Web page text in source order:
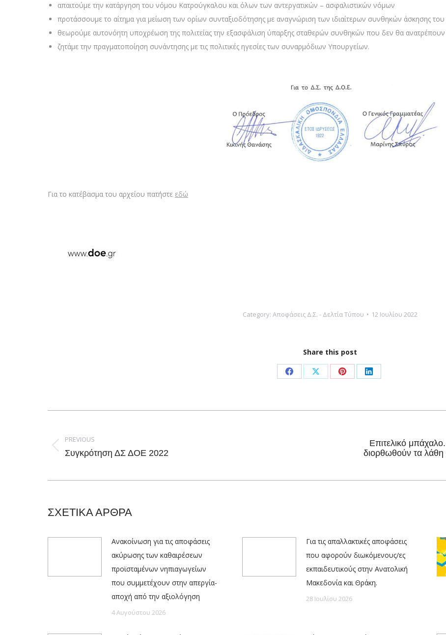
απαιτούμε την κατάργηση του νόμου Κατρούγκαλου και όλων των αντεργατικών – ασφαλιστικών νόμων
προτάσσουμε το αίτημα για μείωση των ορίων συνταξιοδότησης με αναγνώριση των ιδιαίτερων συνθηκών άσκησης του
θεωρούμε αυτονόητη υποχρέωση της πολιτείας την εξασφάλιση ύπαρξης σταθερών συνθηκών που δεν θα
ζητάμε την πραγματοποίηση συνάντησης με τις πολιτικές ηγεσίες των συναρμόδιων Υπουργείων.
Για το κατέβασμα του αρχείου πατήστε εδώ
Category: Αποφάσεις Δ.Σ. - Δελτία Τύπου 12 Ιουλίου 2022
Share this post
Share
Facebook
Share
X
Share
Pinterest
Share
LinkedIn
PREVIOUS
Previous
Συγκρότηση ΔΣ ΔΟΕ 2022
Επιτελικό
διορθωθούν τα λάθη
ΣΧΕΤΙΚΑ ΑΡΘΡΑ
Ανακοίνωση για τις αποφάσεις
ακύρωσης των καθαιρέσεων
προϊσταμένων νηπιαγωγείων
που συμμετέχουν στην απεργία-
αποχή από την αξιολόγηση
4 Αυγούστου 2026
Για τις απαλλακτικές αποφάσεις
που αφορούν διωκόμενους/ες
εκπαιδευτικούς στην Ανατολική
Μακεδονία και Θράκη.
28 Ιουλίου 2026